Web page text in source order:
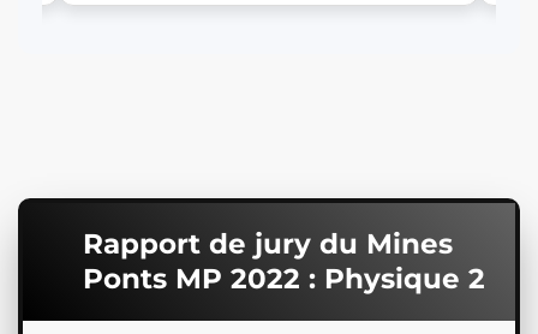
Rapport de jury du Mines
Ponts MP 2022 : Physique 2